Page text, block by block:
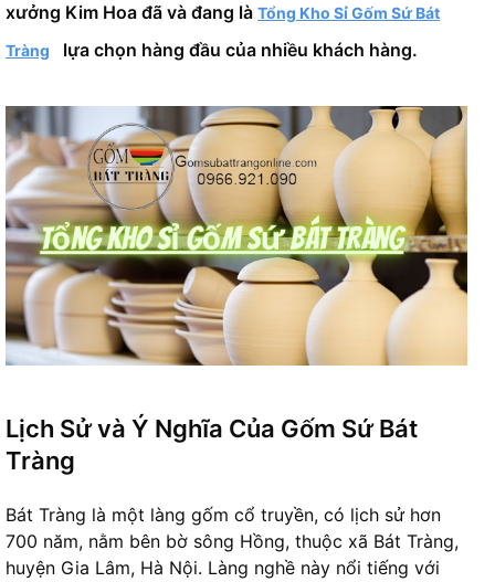
xưởng Kim Hoa đã và đang là Tổng Kho Sỉ Gốm Sứ Bát
Tràng
lựa chọn hàng đầu của nhiều khách hàng.
Lịch Sử và Ý Nghĩa Của Gốm Sứ Bát
Tràng
Bát Tràng là một làng gốm cổ truyền, có lịch sử hơn
700 năm, nằm bên bờ sông Hồng, thuộc xã Bát Tràng,
huyện Gia Lâm, Hà Nội. Làng nghề này nổi tiếng với